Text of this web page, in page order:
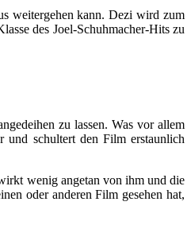
weitergehen kann. Dezi wird zum
des Joel-Schuhmacher-Hits zu
zu lassen. Was vor allem
schultert den Film erstaunlich
wenig angetan von ihm und die
oder anderen Film gesehen hat,